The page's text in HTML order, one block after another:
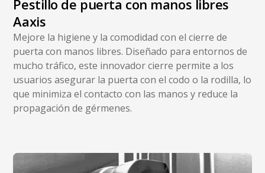
Pestillo de puerta con manos libres
Aaxis
Mejore la higiene y la comodidad con el cierre de
puerta con manos libres. Diseñado para entornos de
mucho tráfico, este innovador cierre permite a los
usuarios asegurar la puerta con el codo o la rodilla, lo
que minimiza el contacto con las manos y reduce la
propagación de gérmenes.